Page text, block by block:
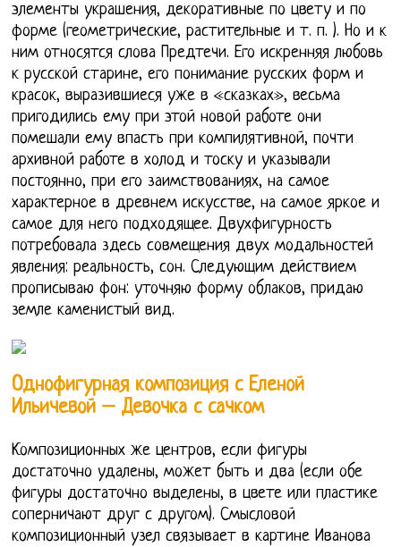
элементы украшения, декоративные по цвету и по
форме (геометрические, растительные и т. п. ). Но и к
ним относятся слова Предтечи. Его искренняя любовь
к русской старине, его понимание русских форм и
красок, выразившиеся уже в «сказках», весьма
пригодились ему при этой новой работе они
помешали ему впасть при компилятивной, почти
архивной работе в холод и тоску и указывали
постоянно, при его заимствованиях, на самое
характерное в древнем искусстве, на самое яркое и
самое для него подходящее. Двухфигурность
потребовала здесь совмещения двух модальностей
явления: реальность, сон. Следующим действием
прописываю фон: уточняю форму облаков, придаю
земле каменистый вид.
Однофигурная композиция с Еленой
Ильичевой – Девочка с сачком
Композиционных же центров, если фигуры
достаточно удалены, может быть и два (если обе
фигуры достаточно выделены, в цвете или пластике
соперничают друг с другом). Смысловой
композиционный узел связывает в картине Иванова